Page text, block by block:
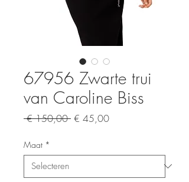
67956 Zwarte trui
van Caroline Biss
€ 150,00 Normale
€ 45,00Verkoopprijs
Maat *